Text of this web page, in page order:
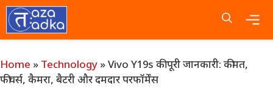
Skip
to
content
Home » Technology »Vivo Y19s की पूरी जानकारी: कीमत,
फीचर्स, कैमरा, बैटरी और दमदार परफॉर्मेंस